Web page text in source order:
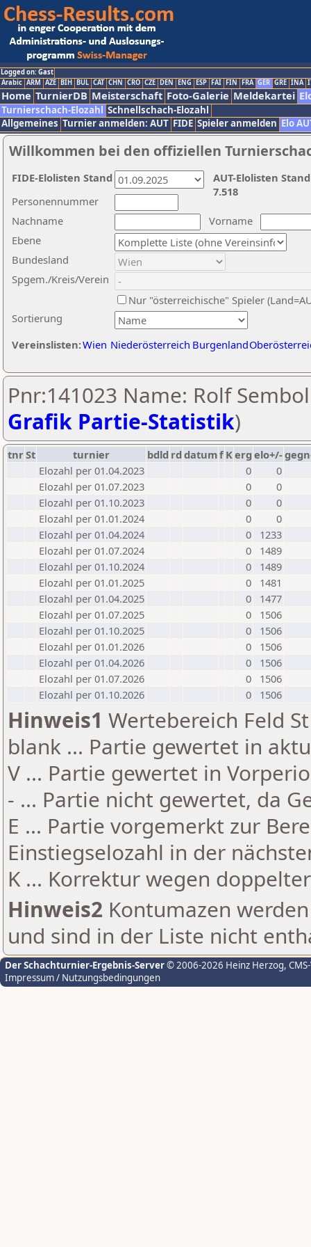
Logged on: Gast
Arabic ARM AZE BIH BUL CAT CHN CRO CZE DEN ENG ESP FAI FIN FRA GER GRE INA
Home TurnierDB Meisterschaft Foto-Galerie Meldekartei
Turnierschach-Elozahl Schnellschach-Elozahl
Allgemeines Turnier anmelden: AUT FIDE Spieler anmelden Elo
Willkommen bei den offiziellen
Nachname
Vorname
Ebene
Sortierung
Personennummer
Bundesland
Spgem./Kreis/Verein
Nur "österreichische" Spieler
Vereinslisten:Wien Niederösterreich Burgenland
AUT-Elolisten
7.518
FIDE-Elolisten Stand
Pnr:141023 Name: Rolf
Grafik Partie-Statistik)
tnrSt turnier bdld rd datumf Kerg elo+/-
Elozahl per 01.04.2023
0
0
Elozahl per 01.07.2023
0
0
Elozahl per 01.10.2023
0
0
Elozahl per 01.01.2024
0
0
Elozahl per 01.04.2024
0
1233
Elozahl per 01.07.2024
0
1489
Elozahl per 01.10.2024
0
1489
Elozahl per 01.01.2025
0
1481
Elozahl per 01.04.2025
0
1477
Elozahl per 01.07.2025
0
1506
Elozahl per 01.10.2025
0
1506
Elozahl per 01.01.2026
0
1506
Elozahl per 01.04.2026
0
1506
Elozahl per 01.07.2026
0
1506
Elozahl per 01.10.2026
0 1506
Hinweis1 Wertebereich Feld
blank ... Partie gewertet in
V ... Partie gewertet in
- ... Partie nicht gewertet, da
E ... Partie vorgemerkt zur
Einstiegselozahl in der
K ... Korrektur wegen
Hinweis2 Kontumazen
und sind in der Liste nicht
Der Schachturnier-Ergebnis-Server© 2006-2026 Heinz Herzog,
Impressum / Nutzungsbedingungen